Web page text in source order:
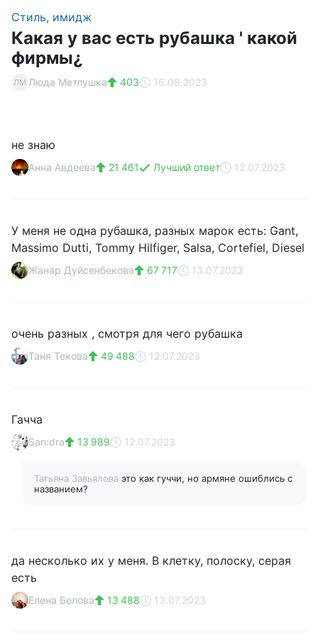
Стиль, имидж
Какая у вас есть рубашка ' какой
фирмы¿
ЛМ Люда Метлушка 403 16.08.2023
не знаю
Анна Авдеева 21 461 Лучший ответ 12.07.2023
У меня не одна рубашка, разных марок есть: Gant,
Massimo Dutti, Tommy Hilfiger, Salsa, Cortefiel, Diesel
Жанар Дуйсенбекова 67 717 13.07.2023
очень разных , смотря для чего рубашка
Таня Текова 49 488 12.07.2023
Гачча
San:dra 13 989 12.07.2023
Татьяна Завьялова это как гуччи, но армяне ошиблись с
названием?
да несколько их у меня. В клетку, полоску, серая
есть
Елена Белова 13 488 13.07.2023